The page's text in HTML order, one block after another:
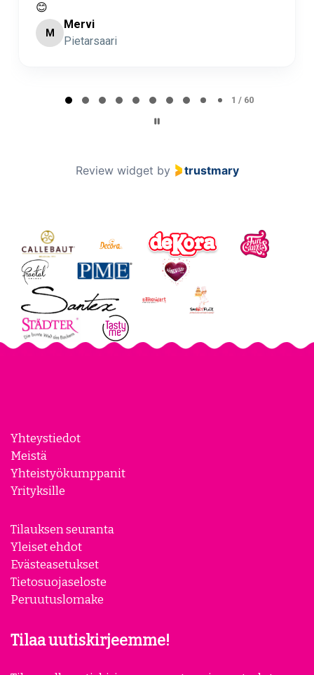
ML Minna Lehto
by trustmary
Yhteystiedot
Yhteistyökumppanit
Yrityksille
Tilauksen seuranta
Yleiset ehdot
Tietosuojaseloste